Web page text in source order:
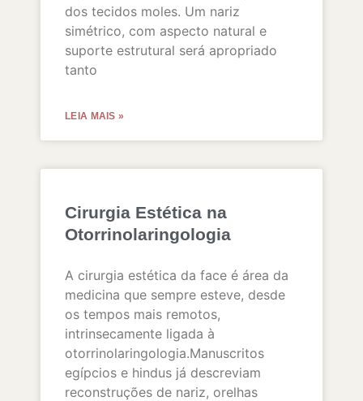
dos tecidos moles. Um nariz
simétrico, com aspecto natural e
suporte estrutural será apropriado
tanto
LEIA MAIS »
Cirurgia Estética na
Otorrinolaringologia
A cirurgia estética da face é área da
medicina que sempre esteve, desde
os tempos mais remotos,
intrinsecamente ligada à
otorrinolaringologia.Manuscritos
egípcios e hindus já descreviam
reconstruções de nariz, orelhas